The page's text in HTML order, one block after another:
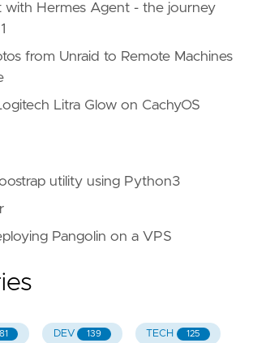
with Hermes Agent - the journey
from Unraid to Remote Machines
Litra Glow on CachyOS
utility using Python3
Pangolin on a VPS
DEV 139 TECH 125